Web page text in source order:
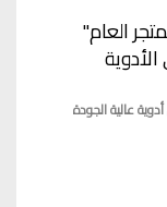
العام"
عالية الجودة